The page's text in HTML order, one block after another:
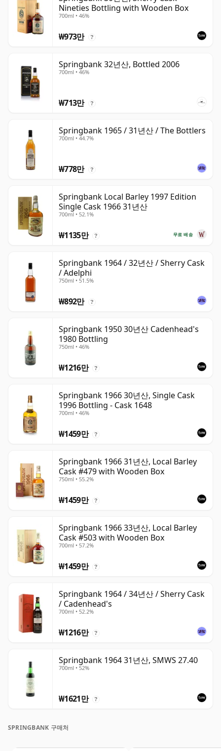
Nineties Bottling with Wooden Box
700ml • 46%
₩973만 ?
Springbank 32년산, Bottled 2006
700ml • 46%
₩713만 ?
Springbank 1965 / 31년산 / The Bottlers
700ml • 44.7%
₩778만 ?
Springbank Local Barley 1997 Edition
Single Cask 1966 31년산
700ml • 52.1%
무료 배송
₩1135만 ?
Springbank 1964 / 32년산 / Sherry Cask
/ Adelphi
750ml • 51.5%
₩892만 ?
Springbank 1950 30년산 Cadenhead's
1980 Bottling
750ml • 46%
₩1216만 ?
Springbank 1966 30년산, Single Cask
1996 Bottling - Cask 1648
700ml • 46%
₩1459만 ?
Springbank 1966 31년산, Local Barley
Cask #479 with Wooden Box
750ml • 55.2%
₩1459만 ?
Springbank 1966 33년산, Local Barley
Cask #503 with Wooden Box
700ml • 57.2%
₩1459만 ?
Springbank 1964 / 34년산 / Sherry Cask
/ Cadenhead's
700ml • 52.2%
₩1216만 ?
Springbank 1964 31년산, SMWS 27.40
700ml • 52%
₩1621만 ?
SPRINGBANK 구매처